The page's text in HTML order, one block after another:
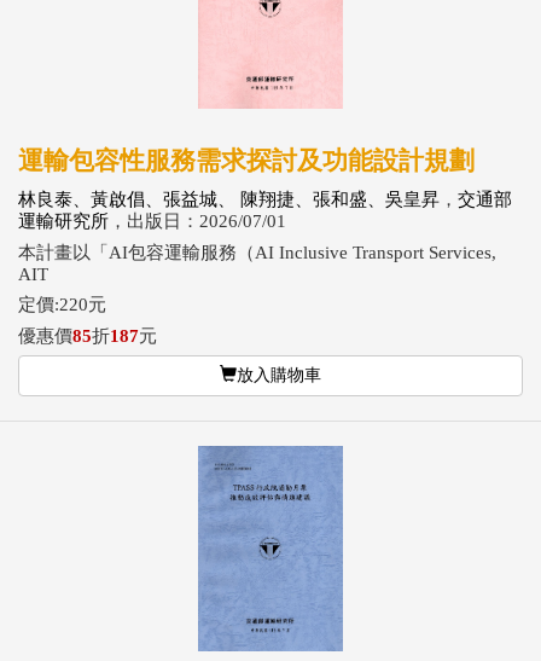
運輸包容性服務需求探討及功能設計規劃
林良泰、黃啟倡、張益城、 陳翔捷、張和盛、吳皇昇 ， 交通部
運輸研究所 ，出版日：2026/07/01
本計畫以「AI包容運輸服務（AI Inclusive Transport Services,
AIT
定價:220元
優惠價85折187元
放入購物車